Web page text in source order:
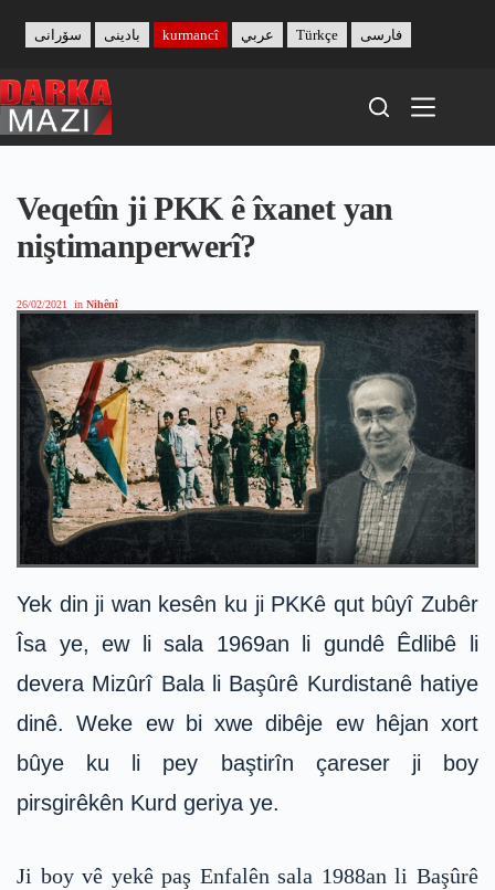
content
بادینی سۆرانی kurmancî عربي Türkçe فارسی
Veqetîn ji PKK ê îxanet yan
niştimanperwerî?
26/02/2021 in Nihênî
Yek din ji wan kesên ku ji PKKê qut bûyî Zubêr
Îsa ye, ew li sala 1969an li gundê Êdlibê li
devera Mizûrî Bala li Başûrê Kurdistanê hatiye
dinê. Weke ew bi xwe dibêje ew hêjan xort
bûye ku li pey baştirîn çareser ji boy
pirsgirêkên Kurd geriya ye.
Ji boy vê yekê paş Enfalên sala 1988an li Başûrê